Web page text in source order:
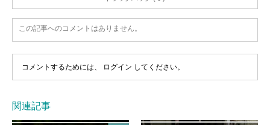
この記事へのコメントはありません。
コメントするためには、 ログイン してください。
関連記事